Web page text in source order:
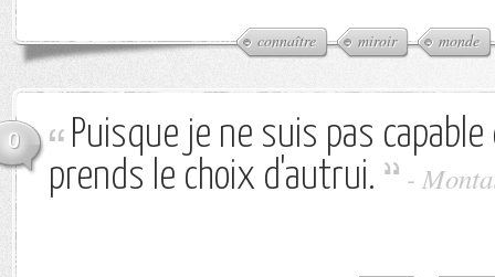
connaître miroir monde
0
Puisque je ne suis pas
prends le choix d'autrui.
-